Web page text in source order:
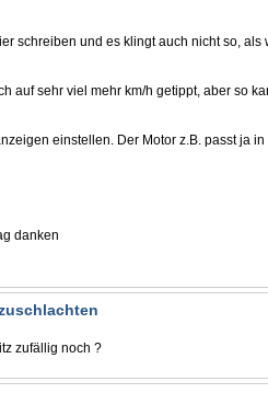
schreiben und es klingt auch nicht so,
auf sehr viel mehr km/h getippt, aber so
einstellen. Der Motor z.B. passt ja
danken
zufällig noch ?